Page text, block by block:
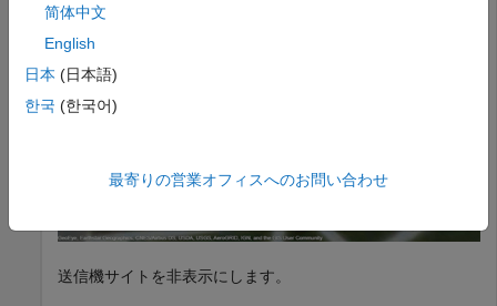
送信機サイトを非表示にします。
简体中文
English
日本 (日本語)
한국 (한국어)
最寄りの営業オフィスへのお問い合わせ